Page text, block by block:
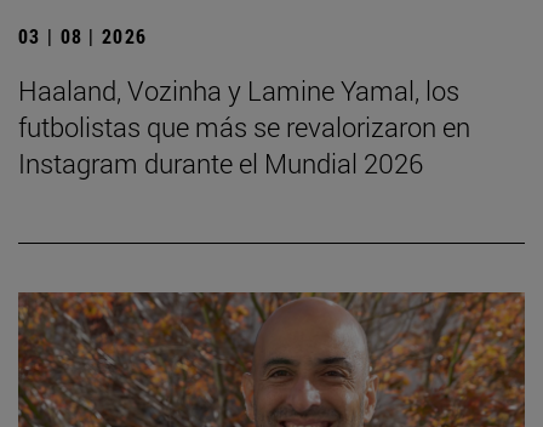
03 | 08 | 2026
Haaland, Vozinha y Lamine Yamal, los
futbolistas que más se revalorizaron en
Instagram durante el Mundial 2026